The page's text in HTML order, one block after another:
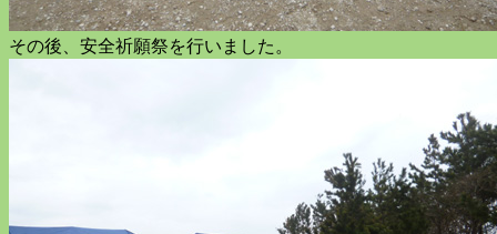
その後、安全祈願祭を行いました。